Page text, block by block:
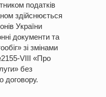
податків
здійснюється
України
документи та
зі змінами
VIII «Про
без
договору.